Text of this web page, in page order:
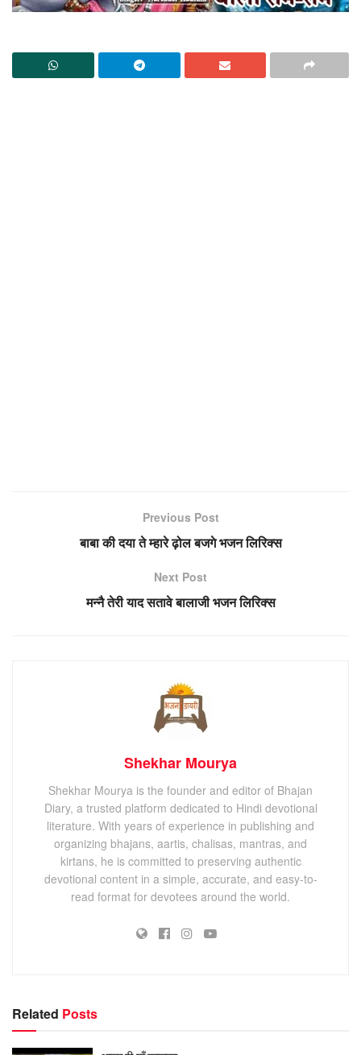
Previous Post
बाबा की दया ते म्हारे ढ़ोल बजगे भजन लिरिक्स
Next Post
मन्नै तेरी याद सतावे बालाजी भजन लिरिक्स
Shekhar Mourya
Shekhar Mourya is the founder and editor of Bhajan
Diary, a trusted platform dedicated to Hindi devotional
literature. With years of experience in publishing and
organizing bhajans, aartis, chalisas, mantras, and
kirtans, he is committed to preserving authentic
devotional content in a simple, accurate, and easy-to-
read format for devotees around the world.
Related Posts